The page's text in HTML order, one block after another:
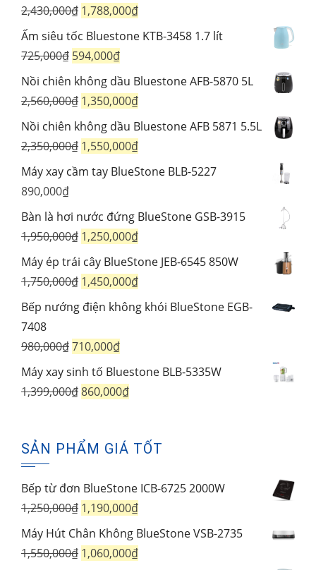
2,430,000₫ Giá
gốc
là:
1,788,000₫Giá
hiện
1,788,000₫.
Ấm siêu tốc Bluestone KTB-3458 1.7 lít
725,000₫ Giá
gốc
là:
594,000₫Giá
hiện
tại
594,000₫.
Nồi chiên không dầu Bluestone AFB-5870 5L
2,560,000₫ Giá
gốc
là:
1,350,000₫Giá
hiện
tại
1,350,000₫.
Nồi chiên không dầu Bluestone AFB 5871 5.5L
2,350,000₫ Giá
gốc
1,550,000₫Giá
hiện
1,550,000₫.
Máy xay cầm tay BlueStone BLB-5227
890,000₫
Bàn là hơi nước đứng BlueStone GSB-3915
1,950,000₫ Giá
gốc
là:
1,250,000₫Giá
hiện
tại
1,250,000₫.
Máy ép trái cây BlueStone JEB-6545 850W
1,750,000₫ Giá
gốc
1,750,000₫.
1,450,000₫Giá
hiện
Bếp nướng điện không khói BlueStone EGB-
7408
980,000₫Giá
gốc
là:
710,000₫Giá
hiện
tại
Máy xay sinh tố Bluestone BLB-5335W
1,399,000₫Giá
1,399,000₫.
860,000₫Giá
là:
SẢN PHẨM GIÁ TỐT
Bếp từ đơn BlueStone ICB-6725 2000W
1,250,000₫ Giá
gốc
là:
1,190,000₫Giá
hiện
tại
Máy Hút Chân Không BlueStone VSB-2735
1,550,000₫ Giá
1,060,000₫Giá